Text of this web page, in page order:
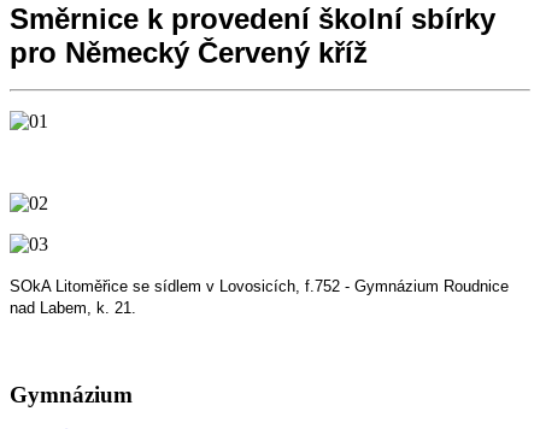
Směrnice k provedení školní sbírky
pro Německý Červený kříž
SOkA Litoměřice se sídlem v Lovosicích, f.752 - Gymnázium Roudnice
nad Labem, k. 21.
Gymnázium